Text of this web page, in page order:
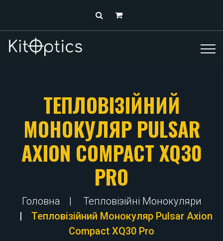
ТЕПЛОВІЗІЙНИЙ
МОНОКУЛЯР PULSAR
AXION COMPACT XQ30
PRO
Головна
Тепловізійні Монокуляри
Тепловізійний Монокуляр Pulsar Axion
Compact XQ30 Pro